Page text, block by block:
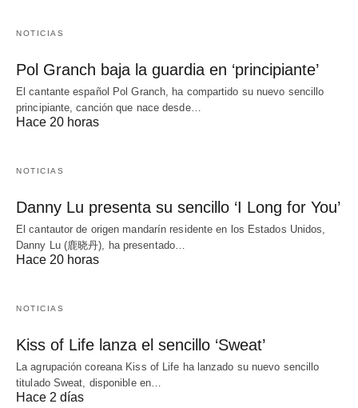
NOTICIAS
Pol Granch baja la guardia en ‘principiante’
El cantante español Pol Granch, ha compartido su nuevo sencillo
principiante, canción que nace desde…
Hace 20 horas
NOTICIAS
Danny Lu presenta su sencillo ‘I Long for You’
El cantautor de origen mandarín residente en los Estados Unidos,
Danny Lu (鹿晓丹), ha presentado…
Hace 20 horas
NOTICIAS
Kiss of Life lanza el sencillo ‘Sweat’
La agrupación coreana Kiss of Life ha lanzado su nuevo sencillo
titulado Sweat, disponible en…
Hace 2 días